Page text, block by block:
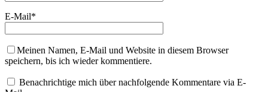
E-Mail*
Meinen Namen, E-Mail und Website in diesem Browser
speichern, bis ich wieder kommentiere.
Benachrichtige mich über nachfolgende Kommentare via E-